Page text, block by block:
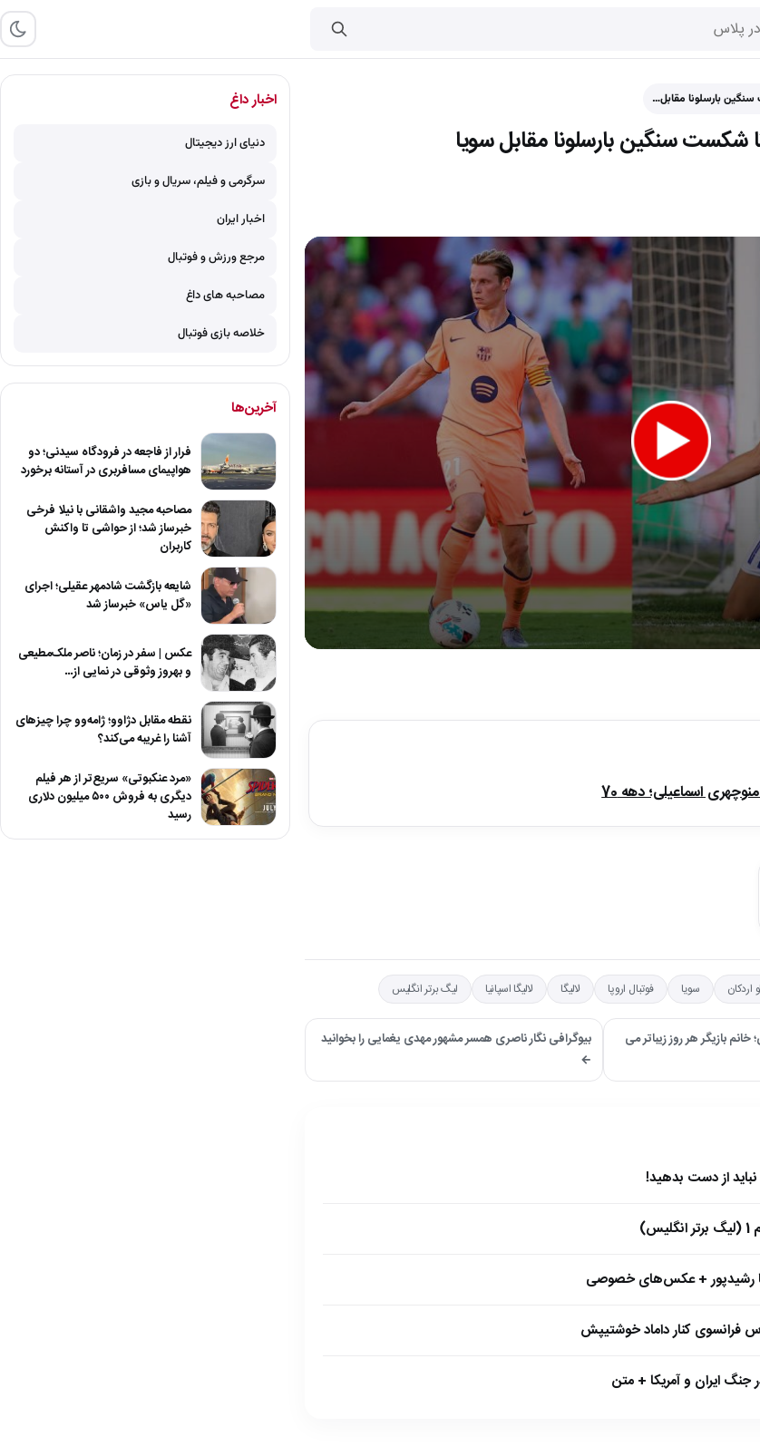
بارسلونا مقابل…
شکست سنگین بارسلونا مقابل سویا
25
اسماعیلی؛ دهه 70
اردکان سویا فوتبال اروپا لالیگا لالیگا اسپانیا لیگ برتر انگلیس
زهرا سعیدی بعد ۸ سال در ۷۱ سالگی؛ خانم بازیگر هر روز زیباتر می
بیوگرافی نگار ناصری همسر مشهور مهدی یغمایی را بخوانید
←
رشیدپور + عکس‌های خصوصی
فرانسوی کنار داماد خوشتیپش
جنگ ایران و آمریکا + متن
اخبار داغ
دنیای ارز دیجیتال
سرگرمی و فیلم، سریال و بازی
اخبار ایران
مرجع ورزش و فوتبال
مصاحبه های داغ
خلاصه بازی فوتبال
آخرین‌ها
فرار از فاجعه در فرودگاه سیدنی؛ دو
هواپیمای مسافربری در آستانه برخورد
مصاحبه مجید واشقانی با نیلا فرخی
خبرساز شد؛ از حواشی تا واکنش
کاربران
شایعه بازگشت شادمهر عقیلی؛ اجرای
«گل یاس» خبرساز شد
عکس | سفر در زمان؛ ناصر ملک‌مطیعی
و بهروز وثوقی در نمایی از…
نقطه مقابل دژاوو؛ ژامه‌وو چرا چیزهای
آشنا را غریبه می‌کند؟
«مرد عنکبوتی» سریع‌تر از هر فیلم
دیگری به فروش ۵۰۰ میلیون دلاری
رسید